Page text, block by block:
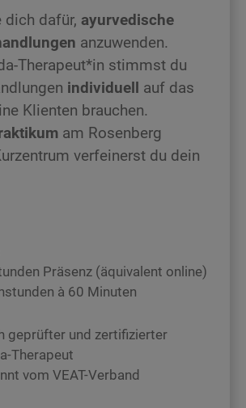
dich dafür, ayurvedische
anzuwenden.
Therapeut*in stimmst du
individuell auf das
Klienten brauchen.
am Rosenberg
verfeinerst du dein
Präsenz (äquivalent online)
à 60 Minuten
geprüfter und zertifizierter
Therapeut
vom VEAT-Verband